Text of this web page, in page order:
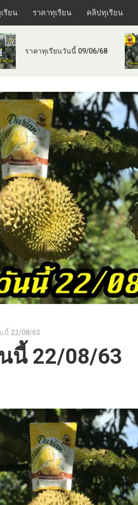
รียน ราคาทุเรียน คลิปทุเรียน
ราคาทุเรียนวันนี้ 09/06/68
นี้ 22/08/63
นี้ 22/08/63